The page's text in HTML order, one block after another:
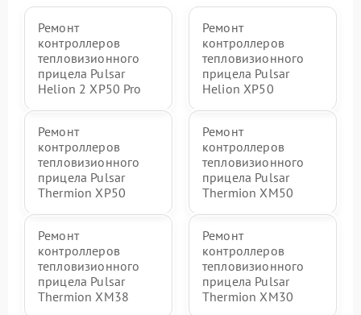
Ремонт
контроллеров
тепловизионного
прицела Pulsar
Helion 2 XP50 Pro
Ремонт
контроллеров
тепловизионного
прицела Pulsar
Helion XP50
Ремонт
контроллеров
тепловизионного
прицела Pulsar
Thermion XP50
Ремонт
контроллеров
тепловизионного
прицела Pulsar
Thermion XM50
Ремонт
контроллеров
тепловизионного
прицела Pulsar
Thermion XM38
Ремонт
контроллеров
тепловизионного
прицела Pulsar
Thermion XM30